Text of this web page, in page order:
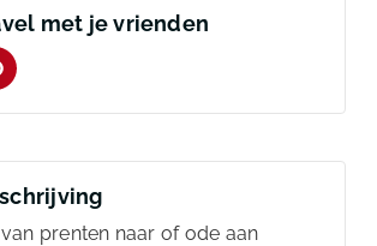
met je vrienden
prenten naar of ode aan